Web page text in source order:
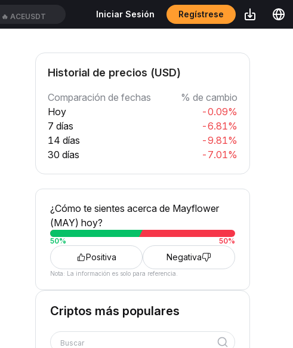
🔥 ACEUSDT Iniciar Sesión Regístrese
Historial de precios (USD)
Comparación de fechas
% de cambio
Hoy
-0.09%
7 días
-6.81%
14 días
-9.81%
30 días
-7.01%
¿Cómo te sientes acerca de Mayflower
(MAY) hoy?
50% 50%
Positiva Negativa
Nota: La información es solo para referencia.
Criptos más populares
Buscar